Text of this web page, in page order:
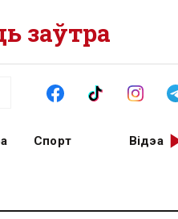
заўтра
Спорт Відэа